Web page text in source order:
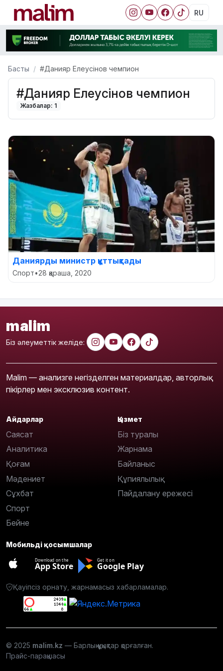
RU
Басты #Данияр Елеусінов чемпион
#Данияр Елеусінов чемпион
Жазбалар: 1
Даниярды министр құттықтады
Спорт•28 қараша, 2020
malim
Біз әлеуметтік желіде:
Malim — анализге негізделген материалдар, авторлық
пікірлер мен эксклюзив контент.
Айдарлар
Саясат
Аналитика
Қоғам
Мәдениет
Сұхбат
Спорт
Бейне
Қызмет
Біз туралы
Жарнама
Байланыс
Құпиялылық
Пайдалану ережесі
Мобильді қосымшалар
Download on the
App Store
Get it on
Google Play
Қауіпсіз орнату, жарнамасыз хабарламалар.
© 2025 malim.kz — Барлық құқықтар қорғалған.
Прайс-парақшасы